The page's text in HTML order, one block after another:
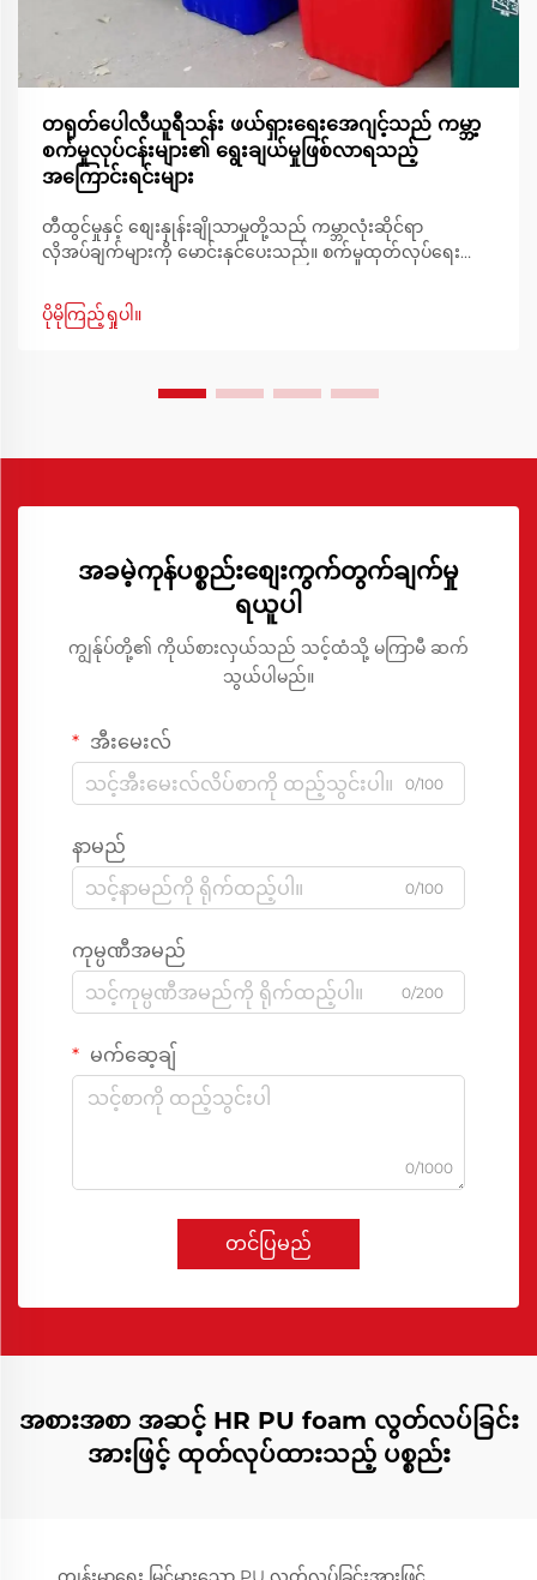
တရုတ်ပေါလီယူရီသန်း ဖယ်ရှားရေးအေဂျင့်သည် ကမ္ဘာ့
စက်မှုလုပ်ငန်းများ၏ ရွေးချယ်မှုဖြစ်လာရသည့်
အကြောင်းရင်းများ
တီထွင်မှုနှင့် စျေးနှုန်းချိုသာမှုတို့သည် ကမ္ဘာလုံးဆိုင်ရာ
လိုအပ်ချက်များကို မောင်းနှင်ပေးသည်။ စက်မှုထုတ်လုပ်ရေး
တစ်သမတ်တည်းဖြစ်စေရန်အတွက် ထိရောက်မှုနှင့် တိကျမှု
တို့သည် အဓိကအစိတ်အပိုင်းများဖြစ်သည်။ တရုတ် ပေါလီယူရီ
တစ်ခုအဖြစ် ထွန်းထောင်လာသည်။
ပိုမိုကြည့်ရှုပါ။
အခမဲ့ကုန်ပစ္စည်းစျေးကွက်တွက်ချက်မှု
ရယူပါ
ကျွန်ုပ်တို့၏ ကိုယ်စားလှယ်သည် သင့်ထံသို့ မကြာမီ ဆက်
သွယ်ပါမည်။
အီးမေးလ်
0/100
နာမည်
0/100
ကုမ္ပဏီအမည်
0/200
မက်ဆေ့ချ်
0/1000
တင်ပြမည်
အစားအစာ အဆင့် HR PU foam လွတ်လပ်ခြင်း
အားဖြင့် ထုတ်လုပ်ထားသည့် ပစ္စည်း